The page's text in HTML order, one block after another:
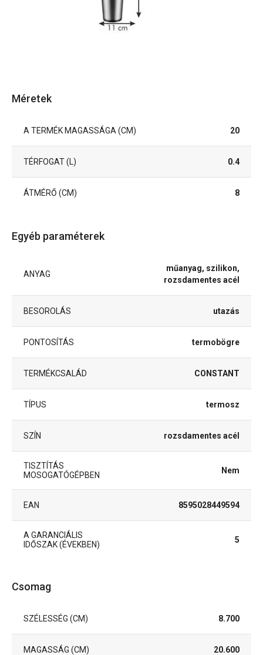
Méretek
A TERMÉK MAGASSÁGA (CM) 20
TÉRFOGAT (L) 0.4
ÁTMÉRŐ (CM) 8
Egyéb paraméterek
ANYAG
műanyag, szilikon,
rozsdamentes acél
BESOROLÁS utazás
PONTOSÍTÁS termobögre
TERMÉKCSALÁD CONSTANT
TÍPUS termosz
SZÍN rozsdamentes acél
TISZTÍTÁS
MOSOGATÓGÉPBEN
Nem
EAN 8595028449594
A GARANCIÁLIS
IDŐSZAK (ÉVEKBEN)
5
Csomag
SZÉLESSÉG (CM) 8.700
MAGASSÁG (CM) 20.600